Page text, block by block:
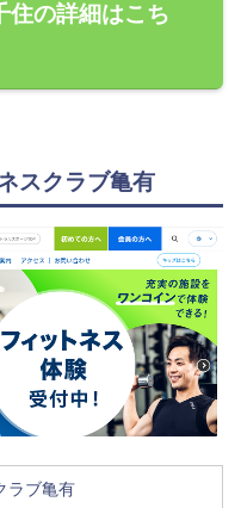
住の詳細はこち
スクラブ亀有
ラブ亀有